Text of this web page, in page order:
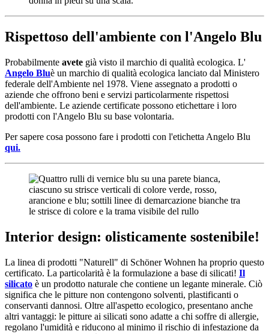
Rispettoso dell'ambiente con l'Angelo Blu
Probabilmente avete già visto il marchio di qualità ecologica. L'
Angelo Bluè un marchio di qualità ecologica lanciato dal Ministero
federale dell'Ambiente nel 1978. Viene assegnato a prodotti o
aziende che offrono beni e servizi particolarmente rispettosi
dell'ambiente. Le aziende certificate possono etichettare i loro
prodotti con l'Angelo Blu su base volontaria.
Per sapere cosa possono fare i prodotti con l'etichetta Angelo Blu
qui.
Interior design: olisticamente sostenibile!
La linea di prodotti "Naturell" di Schöner Wohnen ha proprio questo
certificato. La particolarità è la formulazione a base di silicati! Il
silicato è un prodotto naturale che contiene un legante minerale. Ciò
significa che le pitture non contengono solventi, plastificanti o
conservanti dannosi. Oltre all'aspetto ecologico, presentano anche
altri vantaggi: le pitture ai silicati sono adatte a chi soffre di allergie,
regolano l'umidità e riducono al minimo il rischio di infestazione da